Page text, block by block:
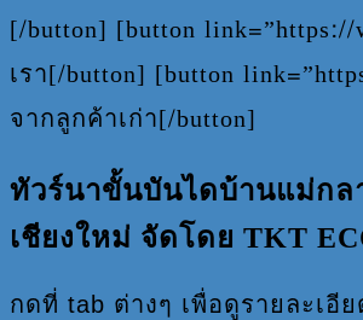
[/button] [button
เรา[/button] [button
จากลูกค้าเก่า[/button]
ทัวร์นาขั้นบันไดบ้านแม่กล
เชียงใหม่ จัดโดย TKT
กดที่ tab ต่างๆ เพื่อดูรายละเอีย